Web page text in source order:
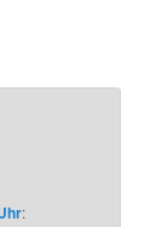
: